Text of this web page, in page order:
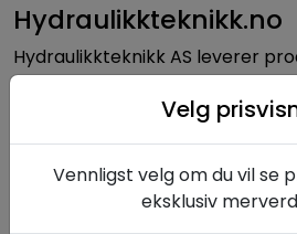
Hydraulikkteknikk.no
Hydraulikkteknikk AS leverer
og løsninger innen hydraulikk til
lang erfaring og solid
hydrauliske systemer.
Velg
Vennligst velg om du vil se
eksklusiv